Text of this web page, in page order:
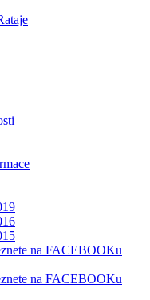
na FACEBOOKu
na FACEBOOKu